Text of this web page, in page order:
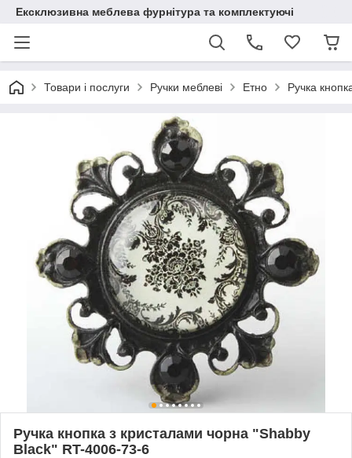
Ексклюзивна меблева фурнітура та комплектуючі
Товари і послуги Ручки меблеві Етно Ручка
Ручка кнопка з кристалами чорна "Shabby
Black" RT-4006-73-6